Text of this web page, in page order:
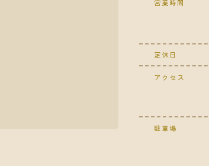
定休日
アクセス
駐車場